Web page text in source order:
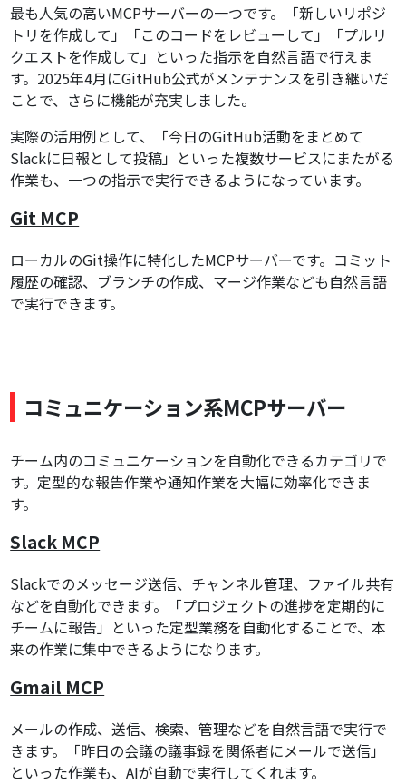
最も人気の高いMCPサーバーの一つです。「新しいリポジ
トリを作成して」「このコードをレビューして」「プルリ
クエストを作成して」といった指示を自然言語で行えま
す。2025年4月にGitHub公式がメンテナンスを引き継いだ
ことで、さらに機能が充実しました。
実際の活用例として、「今日のGitHub活動をまとめて
Slackに日報として投稿」といった複数サービスにまたがる
作業も、一つの指示で実行できるようになっています。
Git MCP
ローカルのGit操作に特化したMCPサーバーです。コミット
履歴の確認、ブランチの作成、マージ作業なども自然言語
で実行できます。
コミュニケーション系MCPサーバー
チーム内のコミュニケーションを自動化できるカテゴリで
す。定型的な報告作業や通知作業を大幅に効率化できま
す。
Slack MCP
Slackでのメッセージ送信、チャンネル管理、ファイル共有
などを自動化できます。「プロジェクトの進捗を定期的に
チームに報告」といった定型業務を自動化することで、本
来の作業に集中できるようになります。
Gmail MCP
メールの作成、送信、検索、管理などを自然言語で実行で
きます。「昨日の会議の議事録を関係者にメールで送信」
といった作業も、AIが自動で実行してくれます。